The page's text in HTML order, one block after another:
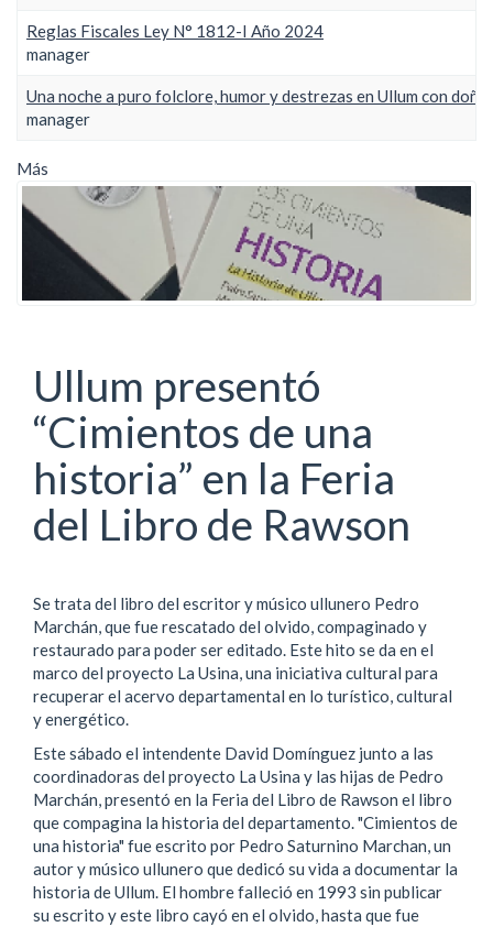
Reglas Fiscales Ley N° 1812-I Año 2024
manager
Una noche a puro folclore, humor y destrezas en Ullum con
manager
Más
Ullum presentó
“Cimientos de una
historia” en la Feria
del Libro de Rawson
Se trata del libro del escritor y músico ullunero Pedro
Marchán, que fue rescatado del olvido, compaginado y
restaurado para poder ser editado. Este hito se da en el
marco del proyecto La Usina, una iniciativa cultural para
recuperar el acervo departamental en lo turístico, cultural
y energético.
Este sábado el intendente David Domínguez junto a las
coordinadoras del proyecto La Usina y las hijas de Pedro
Marchán, presentó en la Feria del Libro de Rawson el libro
que compagina la historia del departamento. "Cimientos de
una historia" fue escrito por Pedro Saturnino Marchan, un
autor y músico ullunero que dedicó su vida a documentar la
historia de Ullum. El hombre falleció en 1993 sin publicar
su escrito y este libro cayó en el olvido, hasta que fue